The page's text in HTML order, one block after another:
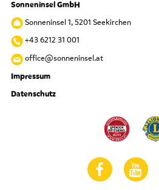
Sonneninsel GmbH
Sonneninsel 1, 5201 Seekirchen
+43 6212 31 001
office@sonneninsel.at
Impressum
Datenschutz